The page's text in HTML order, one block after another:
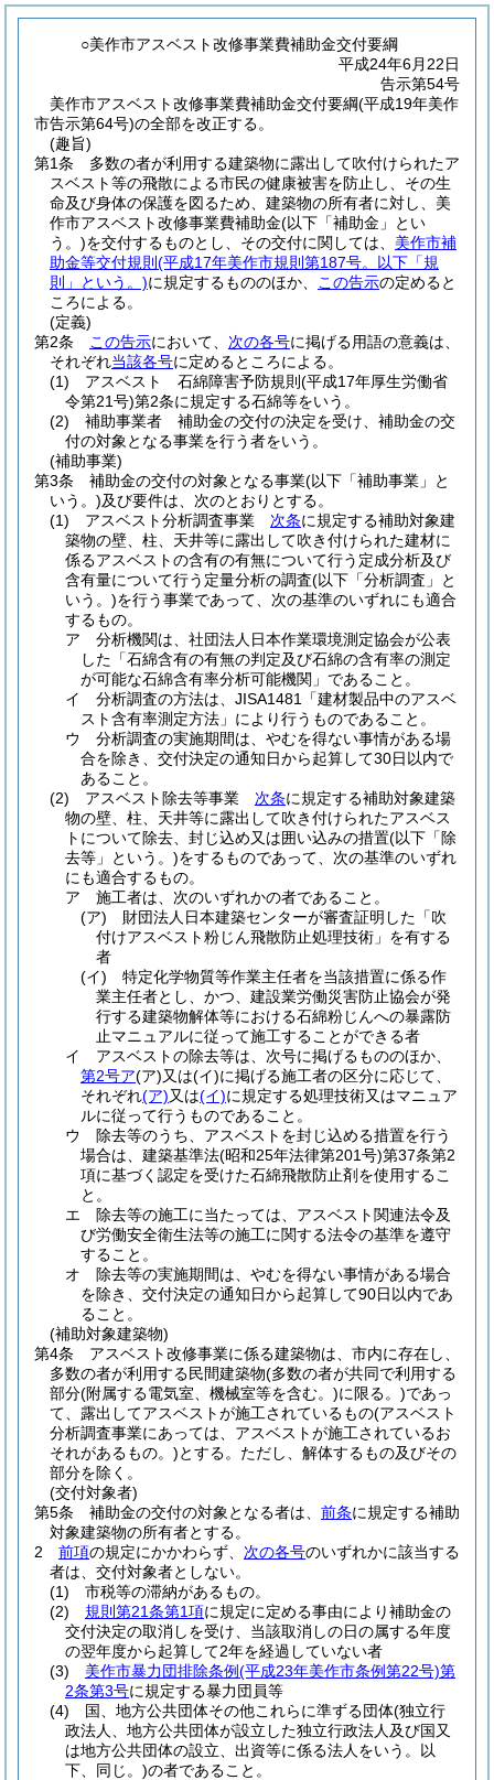
○美作市アスベスト改修事業費補助金交付要綱
平成24年6月22日
告示第54号
美作市アスベスト改修事業費補助金交付要綱(平成19年美作
市告示第64号)の全部を改正する。
(趣旨)
第1条
多数の者が利用する建築物に露出して吹付けられたア
スベスト等の飛散による市民の健康被害を防止し、その生
命及び身体の保護を図るため、建築物の所有者に対し、美
作市アスベスト改修事業費補助金(以下「補助金」とい
う。)を交付するものとし、その交付に関しては、 美作市補
助金等交付規則 (平成17年美作市規則第187号。以下「規
則」という。)に規定するもののほか、 この告示の定めると
ころによる。
(定義)
第2条
この告示において、 次の各号に掲げる用語の意義は、
それぞれ当該各号に定めるところによる。
(1)
アスベスト 石綿障害予防規則 (平成17年厚生労働省
令第21号)第2条に規定する石綿等をいう。
(2)
補助事業者 補助金の交付の決定を受け、補助金の交
付の対象となる事業を行う者をいう。
(補助事業)
第3条
補助金の交付の対象となる事業(以下「補助事業」と
いう。)及び要件は、次のとおりとする。
(1)
アスベスト分析調査事業 次条に規定する補助対象建
築物の壁、柱、天井等に露出して吹き付けられた建材に
係るアスベストの含有の有無について行う定成分析及び
含有量について行う定量分析の調査(以下「分析調査」と
いう。)を行う事業であって、次の基準のいずれにも適合
するもの。
ア
分析機関は、社団法人日本作業環境測定協会が公表
した「石綿含有の有無の判定及び石綿の含有率の測定
が可能な石綿含有率分析可能機関」であること。
イ
分析調査の方法は、JISA1481「建材製品中のアスベ
スト含有率測定方法」により行うものであること。
ウ
分析調査の実施期間は、やむを得ない事情がある場
合を除き、交付決定の通知日から起算して30日以内で
あること。
(2)
アスベスト除去等事業 次条に規定する補助対象建築
物の壁、柱、天井等に露出して吹き付けられたアスベス
トについて除去、封じ込め又は囲い込みの措置(以下「除
去等」という。)をするものであって、次の基準のいずれ
にも適合するもの。
ア
施工者は、次のいずれかの者であること。
(ア)
財団法人日本建築センターが審査証明した「吹
付けアスベスト粉じん飛散防止処理技術」を有する
者
(イ)
特定化学物質等作業主任者を当該措置に係る作
業主任者とし、かつ、建設業労働災害防止協会が発
行する建築物解体等における石綿粉じんへの暴露防
止マニュアルに従って施工することができる者
イ
アスベストの除去等は、次号に掲げるもののほか、
第2号ア(ア)又は(イ)に掲げる施工者の区分に応じて、
それぞれ(ア)又は(イ)に規定する処理技術又はマニュア
ルに従って行うものであること。
ウ
除去等のうち、アスベストを封じ込める措置を行う
場合は、建築基準法(昭和25年法律第201号)第37条第2
項に基づく認定を受けた石綿飛散防止剤を使用するこ
と。
エ
除去等の施工に当たっては、アスベスト関連法令及
び労働安全衛生法等の施工に関する法令の基準を遵守
すること。
オ
除去等の実施期間は、やむを得ない事情がある場合
を除き、交付決定の通知日から起算して90日以内であ
ること。
(補助対象建築物)
第4条
アスベスト改修事業に係る建築物は、市内に存在し、
多数の者が利用する民間建築物(多数の者が共同で利用する
部分(附属する電気室、機械室等を含む。)に限る。)であっ
て、露出してアスベストが施工されているもの(アスベスト
分析調査事業にあっては、アスベストが施工されているお
それがあるもの。)とする。 ただし、解体するもの及びその
部分を除く。
(交付対象者)
第5条
補助金の交付の対象となる者は、 前条に規定する補助
対象建築物の所有者とする。
2
前項の規定にかかわらず、 次の各号のいずれかに該当する
者は、交付対象者としない。
(1)
市税等の滞納があるもの。
(2)
規則第21条第1項に規定に定める事由により補助金の
交付決定の取消しを受け、当該取消しの日の属する年度
の翌年度から起算して2年を経過していない者
(3)
美作市暴力団排除条例(平成23年美作市条例第22号)第
2条第3号に規定する暴力団員等
(4)
国、地方公共団体その他これらに準ずる団体(独立行
政法人、地方公共団体が設立した独立行政法人及び国又
は地方公共団体の設立、出資等に係る法人をいう。以
下、同じ。)の者であること。